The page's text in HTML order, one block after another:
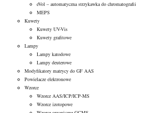
eVol – automatyczna strzykawka do chromatografii
MEPS
Kuwety
Kuwety UV-Vis
Kuwety grafitowe
Lampy
Lampy katodowe
Lampy deuterowe
Modyfikatory matrycy do GF AAS
Powielacze elektronowe
Wzorce
Wzorce AAS/ICP/ICP-MS
Wzorce izotopowe